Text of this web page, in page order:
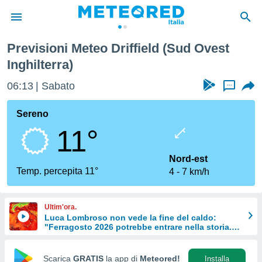
di
per
di
Web
le
Previsioni Meteo Driffield (Sud Ovest
Inghilterra)
06:13 Sabato ...
Sereno
11°
Temp. percepita 11°
Nord-est
4
7 km/h
Ultim'ora.
Luca Lombroso non vede la fine del caldo:
"Ferragosto 2026 potrebbe entrare nella storia.
Scarica GRATIS la app di Meteored! Installa